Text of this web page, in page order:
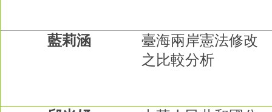
藍莉涵
臺海兩岸憲法修改
之比較分析